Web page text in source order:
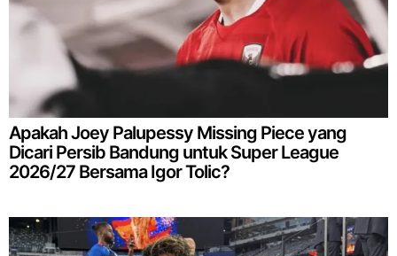
Apakah Joey Palupessy Missing Piece yang
Dicari Persib Bandung untuk Super League
2026/27 Bersama Igor Tolic?